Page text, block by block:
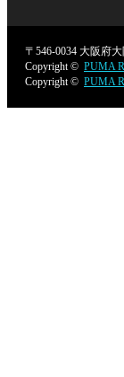
〒546-0034 大阪府
Copyright © PUMA
Copyright © PUMA